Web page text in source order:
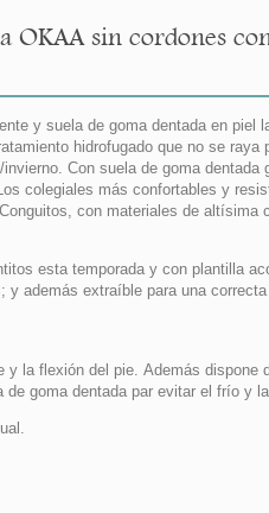
sin cordones
y suela de goma dentada en piel
hidrofugado que no se raya
Con suela de goma dentada
colegiales más confortables y
con materiales de altísima
esta temporada y con plantilla
además extraíble para una
la flexión del pie. Además dispone
goma dentada par evitar el frío y